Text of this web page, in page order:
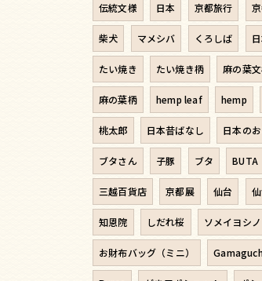
伝統文様 日本 京都旅行
柴犬 マメシバ くろしば
たい焼き たい焼き柄 麻の葉
麻の葉柄 hemp leaf hemp
桃太郎 日本昔ばなし 日本の
ブタさん 子豚 ブタ BUTA
三越百貨店 京都展 仙台
知恩院 しだれ桜 ソメイヨシノ
お財布バッグ（ミニ）